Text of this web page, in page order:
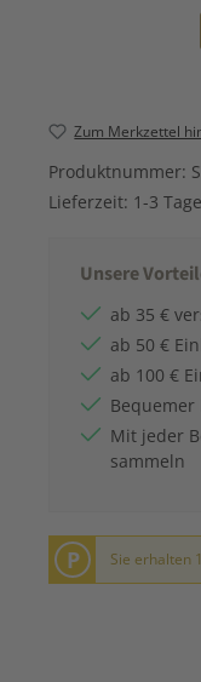
Zum Merkzettel
Produktnummer:
Lieferzeit: 1-3 Tage
Unsere
ab 35 €
ab 50 €
ab 100 €
Bequemer
Mit jeder
sammeln
P Sie erhalten